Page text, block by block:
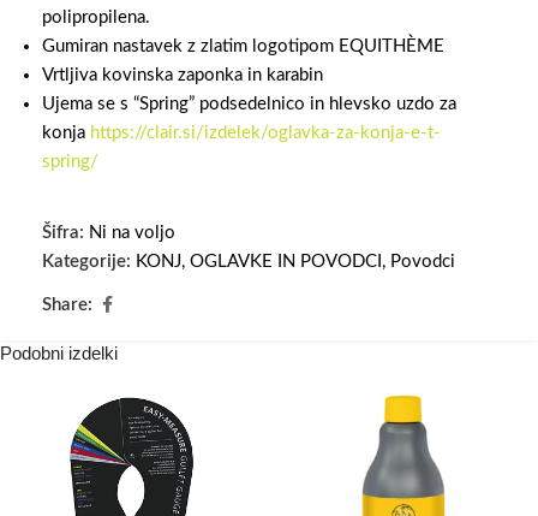
polipropilena.
Gumiran nastavek z zlatim logotipom EQUITHÈME
Vrtljiva kovinska zaponka in karabin
Ujema se s “Spring” podsedelnico in hlevsko uzdo za
konja https://clair.si/izdelek/oglavka-za-konja-e-t-
spring/
Šifra: Ni na voljo
Kategorije: KONJ, OGLAVKE IN POVODCI , Povodci
Share:
Podobni izdelki